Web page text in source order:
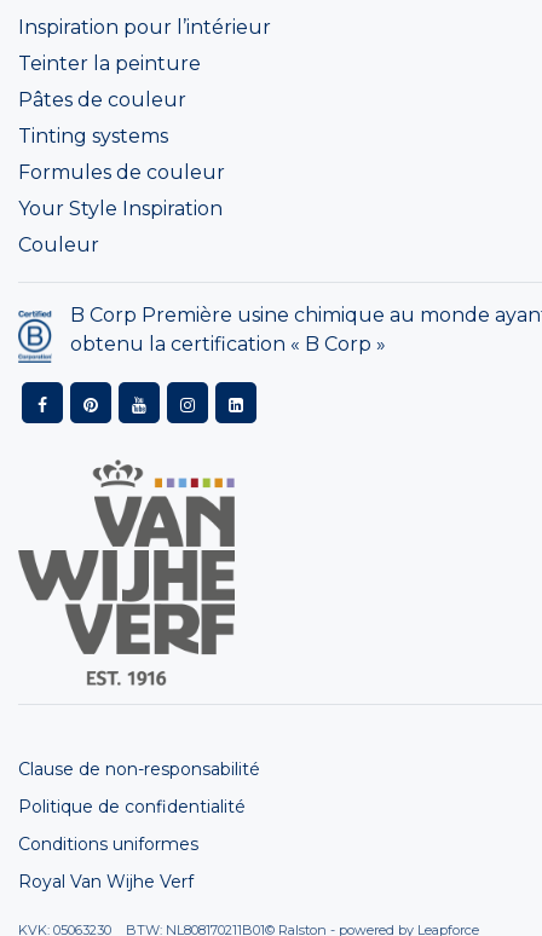
Inspiration pour l’intérieur
Teinter la peinture
Pâtes de couleur
Tinting systems
Formules de couleur
Your Style Inspiration
Couleur
B Corp Première usine chimique au monde
obtenu la certification « B Corp »
Clause de non-responsabilité
Politique de confidentialité
Conditions uniformes
Royal Van Wijhe Verf
KVK: 05063230 BTW: NL808170211B01© Ralston - powered by Leapforce